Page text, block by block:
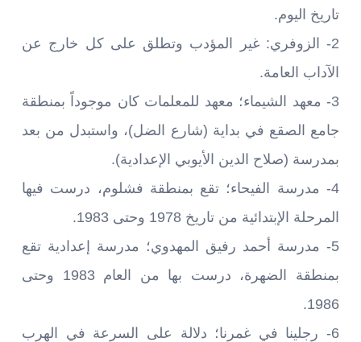
تاريخ اليوم.
2- الزوفري: غير المؤدب وتطلق على كل خارج عن
الآداب العامة.
3- معهد الشيماء؛ معهد للمعلمات كان موجوداً بمنطقة
جامع الصقع في بداية (شارع الضل)، واستبدل من بعد
بمدرسة (صلاح الدين الأيوبي الإعدادية).
4- مدرسة الفيحاء؛ تقع بمنطقة فشلوم، درست فيها
المرحلة الإبتدائية من تاريخ 1978 وحتى 1983.
5- مدرسة أحمد رفيق المهدوي؛ مدرسة إعدادية تقع
بمنطقة الضهرة، درست بها من العام 1983 وحتى
1986.
6- رجلينا في غمرنا؛ دلالة على السرعة في الهرب